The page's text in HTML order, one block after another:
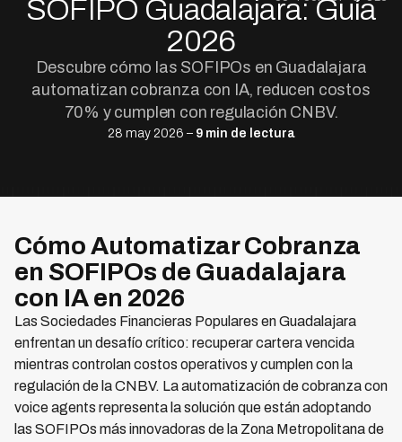
SOFIPO Guadalajara: Guía
2026
Descubre cómo las SOFIPOs en Guadalajara
automatizan cobranza con IA, reducen costos
70% y cumplen con regulación CNBV.
28 may 2026 – 9 min de lectura
Cómo Automatizar Cobranza
en SOFIPOs de Guadalajara
con IA en 2026
Las Sociedades Financieras Populares en Guadalajara
enfrentan un desafío crítico: recuperar cartera vencida
mientras controlan costos operativos y cumplen con la
regulación de la CNBV. La automatización de cobranza con
voice agents representa la solución que están adoptando
las SOFIPOs más innovadoras de la Zona Metropolitana de